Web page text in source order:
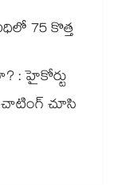
75 కొత్త
: హైకోర్టు
చూసి